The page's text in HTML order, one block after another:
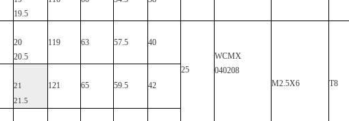
19.5
20
20.5
119 63 57.5 40
25
WCMX
040208
M2.5X6
T8
21
21.5
121 65 59.5 42